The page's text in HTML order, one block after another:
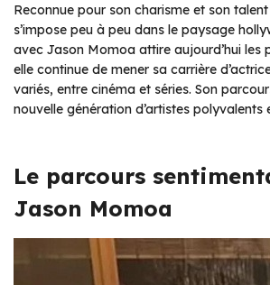
Reconnue pour son charisme et son talent
s’impose peu à peu dans le paysage
avec Jason Momoa attire aujourd’hui les
elle continue de mener sa carrière
variés, entre cinéma et séries. Son
nouvelle génération d’artistes polyvalents
Le parcours
Jason Momoa